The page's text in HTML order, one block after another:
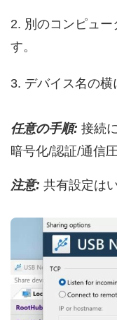
2. 別のコンピュー
す。
3. デバイス名の
任意の手順: 接続
暗号化/認証/通信
注意: 共有設定は